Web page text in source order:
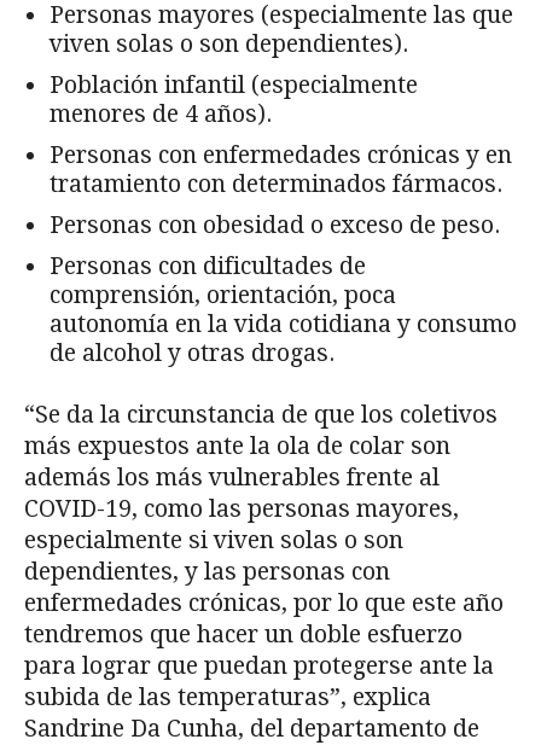
Personas mayores (especialmente las que
viven solas o son dependientes).
Población infantil (especialmente
menores de 4 años).
Personas con enfermedades crónicas y en
tratamiento con determinados fármacos.
Personas con obesidad o exceso de peso.
Personas con dificultades de
comprensión, orientación, poca
autonomía en la vida cotidiana y consumo
de alcohol y otras drogas.
“Se da la circunstancia de que los coletivos
más expuestos ante la ola de colar son
además los más vulnerables frente al
COVID-19, como las personas mayores,
especialmente si viven solas o son
dependientes, y las personas con
enfermedades crónicas, por lo que este año
tendremos que hacer un doble esfuerzo
para lograr que puedan protegerse ante la
subida de las temperaturas”, explica
Sandrine Da Cunha, del departamento de